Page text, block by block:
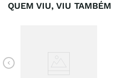
QUEM VIU, VIU TAMBÉM